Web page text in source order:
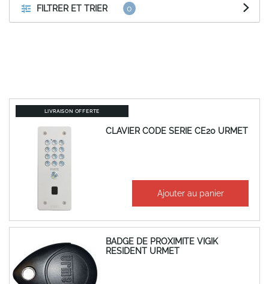
FILTRER ET TRIER
LIVRAISON OFFERTE
CLAVIER CODE SERIE CE20 URMET
599,76 €
499,80 € Ajouter au panier
BADGE DE PROXIMITE VIGIK
RESIDENT URMET